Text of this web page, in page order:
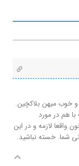
خوب میهن بلاکچین.
هم در مورد
واقعا لازمه و در این
شما. خسته نباشید.